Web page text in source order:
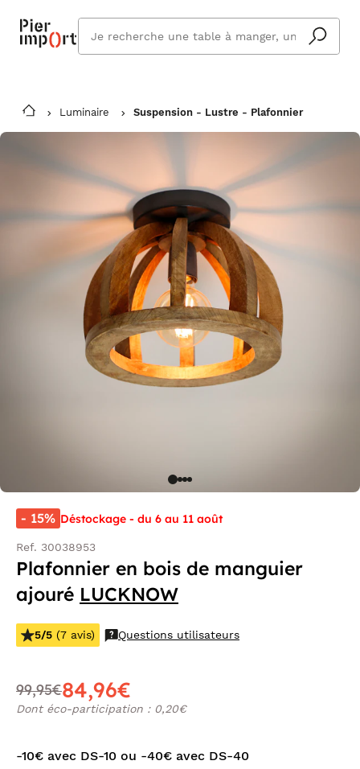
cherchez
vous ?
Luminaire Suspension - Lustre - Plafonnier
- 15% Déstockage - du 6 au 11 août
Ref. 30038953
Plafonnier en bois de manguier
ajouré LUCKNOW
5/5 (7 avis) Questions utilisateurs
99,95€84,96€
Dont éco-participation : 0,20€
-10€ avec DS-10 ou -40€ avec DS-40